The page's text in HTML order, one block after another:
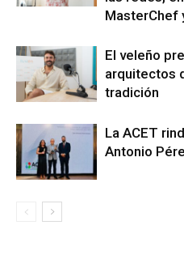
MasterChef
El veleño
arquitectos
tradición
La ACET
Antonio